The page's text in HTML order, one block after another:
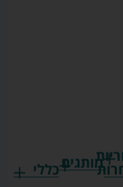
מותגים
גרקו
כללי